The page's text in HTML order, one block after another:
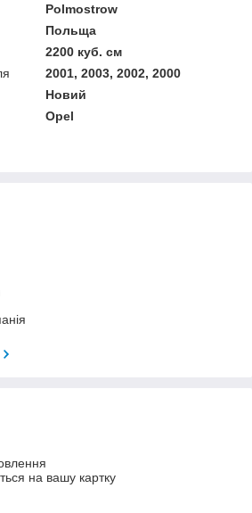
Polmostrow
Польща
2200 куб. см
2001, 2003, 2002, 2000
Новий
Opel
на вашу картку